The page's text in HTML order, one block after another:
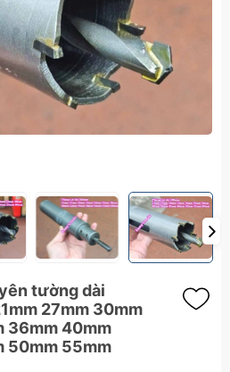
tường dài
27mm 30mm
36mm 40mm
50mm 55mm